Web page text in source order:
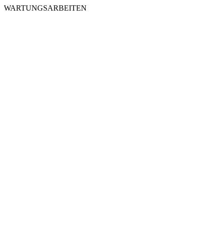
WARTUNGSARBEITEN